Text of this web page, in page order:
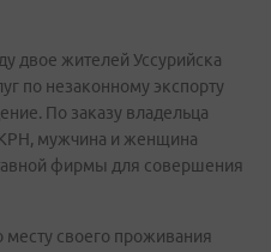
двое жителей Уссурийска
по незаконному экспорту
По заказу владельца
мужчина и женщина
фирмы для совершения
своего проживания